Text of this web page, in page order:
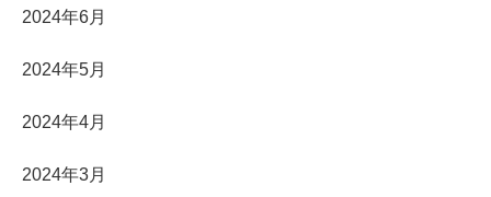
2024年6月
2024年5月
2024年4月
2024年3月